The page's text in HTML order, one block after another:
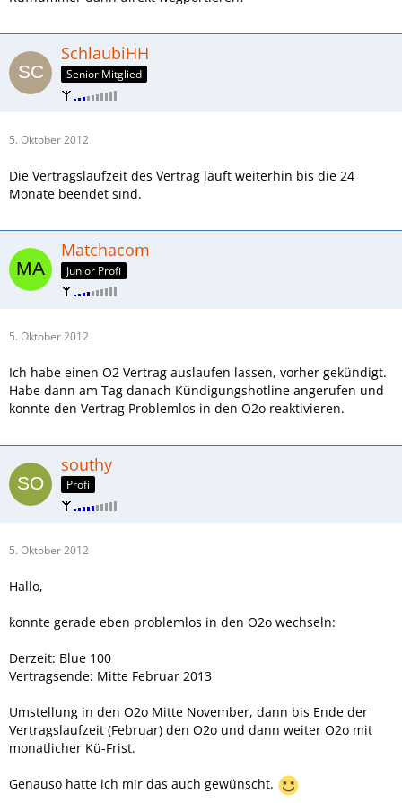
SchlaubiHH
Senior Mitglied
5. Oktober 2012
Die Vertragslaufzeit des Vertrag läuft weiterhin bis die 24
Monate beendet sind.
Matchacom
Junior Profi
5. Oktober 2012
Ich habe einen O2 Vertrag auslaufen lassen, vorher gekündigt.
Habe dann am Tag danach Kündigungshotline angerufen und
konnte den Vertrag Problemlos in den O2o reaktivieren.
southy
Profi
5. Oktober 2012
Hallo,
konnte gerade eben problemlos in den O2o wechseln:
Derzeit: Blue 100
Vertragsende: Mitte Februar 2013
Umstellung in den O2o Mitte November, dann bis Ende der
Vertragslaufzeit (Februar) den O2o und dann weiter O2o mit
monatlicher Kü-Frist.
Genauso hatte ich mir das auch gewünscht.